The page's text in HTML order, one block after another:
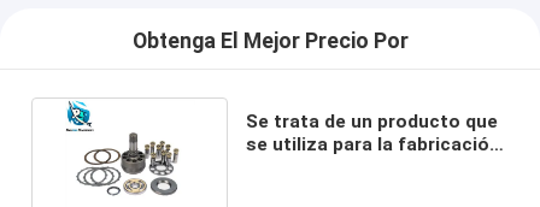
Obtenga El Mejor Precio Por
Se trata de un producto que
se utiliza para la fabricación